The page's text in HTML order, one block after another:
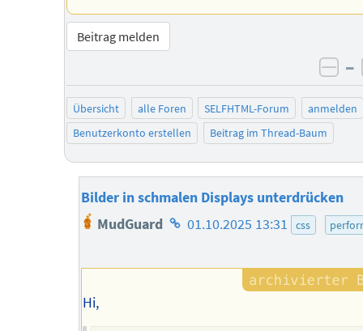
Beitrag melden
–
Übersicht alle Foren SELFHTML-Forum
anmelden
Benutzerkonto erstellen
Beitrag im Thread-Baum
Bilder in schmalen Displays unterdrücken
MudGuard Homepage
Autors
01.10.2025 13:31 css
Hi,